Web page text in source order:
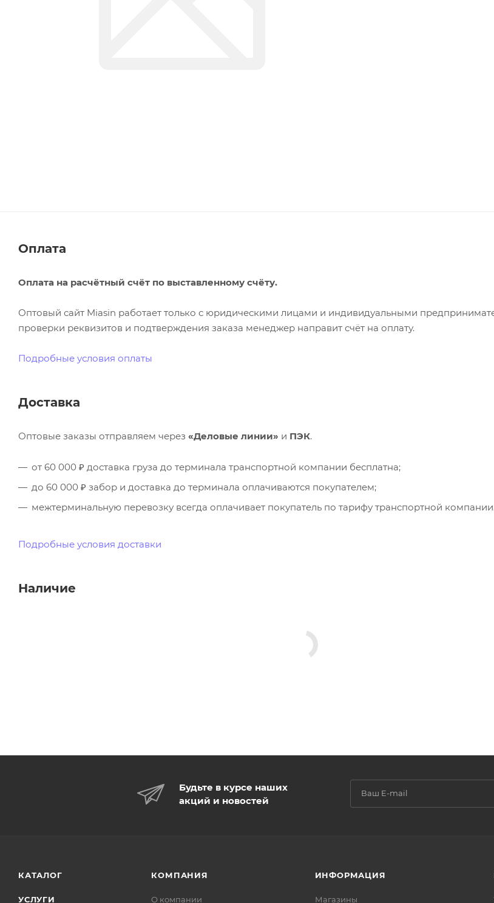
Оплата
Оплата на расчётный счёт по выставленному счёту.
Оптовый сайт Miasin работает только с юридическими лицами и индивидуальными
проверки реквизитов и подтверждения заказа менеджер направит счёт на оплату.
Подробные условия оплаты
Доставка
Оптовые заказы отправляем через «Деловые линии» и ПЭК.
от 60 000 ₽ доставка груза до терминала транспортной компании бесплатна;
до 60 000 ₽ забор и доставка до терминала оплачиваются покупателем;
межтерминальную перевозку всегда оплачивает покупатель по тарифу транспортной
Подробные условия доставки
Наличие
Будьте в курсе наших
акций и новостей
КАТАЛОГ
УСЛУГИ
КОМПАНИЯ
О компании
ИНФОРМАЦИЯ
Магазины